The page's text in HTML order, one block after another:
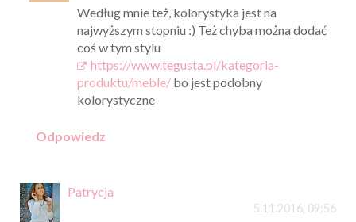
Według mnie też, kolorystyka jest na
najwyższym stopniu :) Też chyba można dodać
coś w tym stylu
https://www.tegusta.pl/kategoria-
produktu/meble/bo jest podobny
kolorystyczne
Odpowiedz
Patrycja
5.11.2016, 09:56